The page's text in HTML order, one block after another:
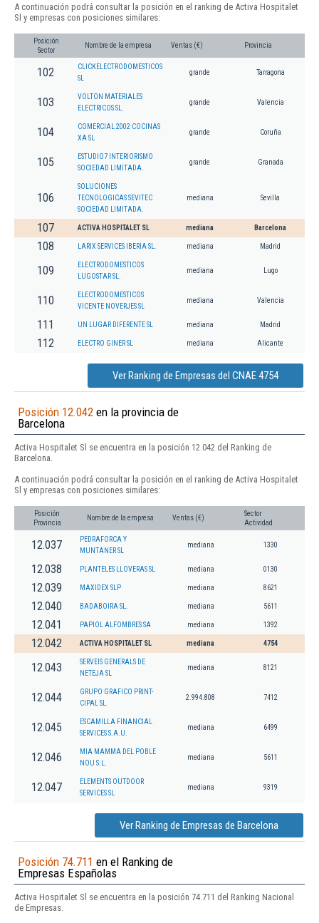
A continuación podrá consultar la posición en el ranking de Activa Hospitalet
Sl y empresas con posiciones similares:
Posición
Sector
Nombre de la empresa Ventas (€) Provincia
102
CLICKELECTRODOMESTICOS
SL
grande Tarragona
103
VOLTON MATERIALES
ELECTRICOS SL.
grande Valencia
104
COMERCIAL 2002 COCINAS
XA SL
grande Coruña
105
ESTUDIO7 INTERIORISMO
SOCIEDAD LIMITADA.
grande Granada
106
SOLUCIONES
TECNOLOGICAS SEVITEC
SOCIEDAD LIMITADA.
mediana Sevilla
107 ACTIVA HOSPITALET SL mediana Barcelona
108 LARIX SERVICES IBERIA SL. mediana Madrid
109
ELECTRODOMESTICOS
LUGOSTAR SL.
mediana Lugo
110
ELECTRODOMESTICOS
VICENTE NOVERJES SL
mediana Valencia
111 UN LUGAR DIFERENTE SL mediana Madrid
112 ELECTRO GINER SL mediana Alicante
Ver Ranking de Empresas del CNAE 4754
Posición 12.042 en la provincia de
Barcelona
Activa Hospitalet Sl se encuentra en la posición 12.042 del Ranking de
Barcelona.
A continuación podrá consultar la posición en el ranking de Activa Hospitalet
Sl y empresas con posiciones similares:
Posición
Provincia
Nombre de la empresa Ventas (€)
Sector
Actividad
12.037
PEDRAFORCA Y
MUNTANER SL
mediana 1330
12.038 PLANTELES LLOVERAS SL mediana 0130
12.039 MAXIDEX SLP mediana 8621
12.040 BADABOIRA SL. mediana 5611
12.041 PAPIOL ALFOMBRES SA mediana 1392
12.042 ACTIVA HOSPITALET SL mediana 4754
12.043
SERVEIS GENERALS DE
NETEJA SL
mediana 8121
12.044
GRUPO GRAFICO PRINT-
CIPAL SL.
2.994.808 7412
12.045
ESCAMILLA FINANCIAL
SERVICES S.A.U.
mediana 6499
12.046
MIA MAMMA DEL POBLE
NOU S.L.
mediana 5611
12.047
ELEMENTS OUTDOOR
SERVICES SL
mediana 9319
Ver Ranking de Empresas de Barcelona
Posición 74.711 en el Ranking de
Empresas Españolas
Activa Hospitalet Sl se encuentra en la posición 74.711 del Ranking Nacional
de Empresas.